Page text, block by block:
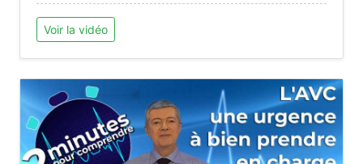
Voir la vidéo